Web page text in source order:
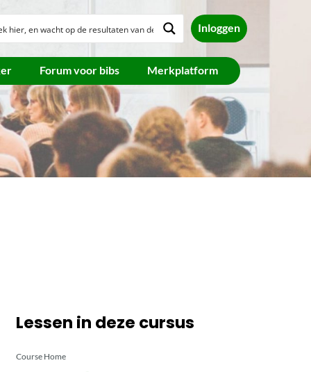
Inloggen
Forum voor bibs Merkplatform
Lessen in deze cursus
Course Home